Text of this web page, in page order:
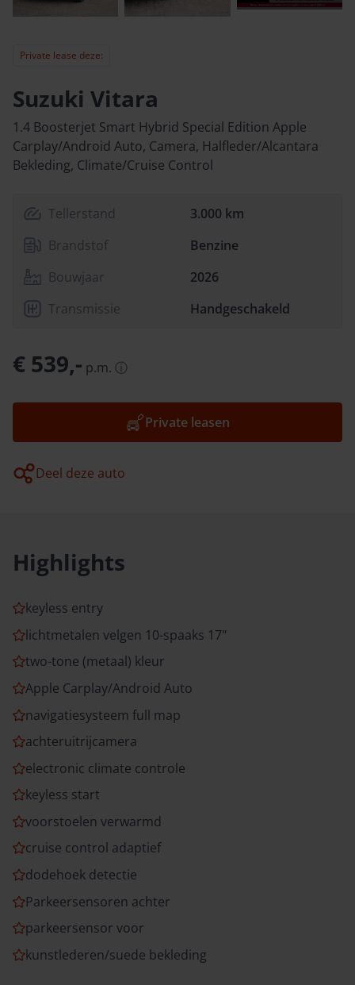
Private lease deze:
Suzuki Vitara
1.4 Boosterjet Smart Hybrid Special Edition Apple
Carplay/Android Auto, Camera, Halfleder/Alcantara
Bekleding, Climate/Cruise Control
Tellerstand
3.000 km
Brandstof
Benzine
Bouwjaar
2026
Transmissie
Handgeschakeld
€ 539,- p.m. ⓘ
Private leasen
Deel deze auto
Highlights
keyless entry
lichtmetalen velgen 10-spaaks 17"
two-tone (metaal) kleur
Apple Carplay/Android Auto
navigatiesysteem full map
achteruitrijcamera
electronic climate controle
keyless start
voorstoelen verwarmd
cruise control adaptief
dodehoek detectie
Parkeersensoren achter
parkeersensor voor
kunstlederen/suede bekleding